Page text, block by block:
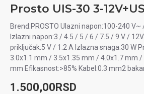
Brend:PROSTO Ulazni napon:100-240 V~
Izlazni napon:3 / 4.5 / 5 / 6 / 7.5 / 9 V /
priključak:5 V / 1.2 A Izlazna snaga:30 W
3.0x1.1 mm / 3.5x1.35 mm / 4.0x1.7 mm
mm Efikasnost:>85% Kabel:0.3 mm2 bakar
1.500,00RSD